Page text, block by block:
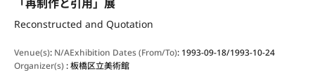
「再制作と引用」展
Reconstructed and Quotation
Venue(s): N/AExhibition Dates (From/To): 1993-09-18/1993-10-24
Organizer(s):板橋区立美術館